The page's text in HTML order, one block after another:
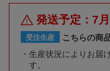
発送予定：7
受注生産
こちらの商
生産状況によりお届
す。